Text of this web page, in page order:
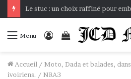
Le stuc : un choix raffiné pour
Menu Connexion
Voir
panier
Accueil / Moto, Dada et balades,
ivoiriens. / NRA3